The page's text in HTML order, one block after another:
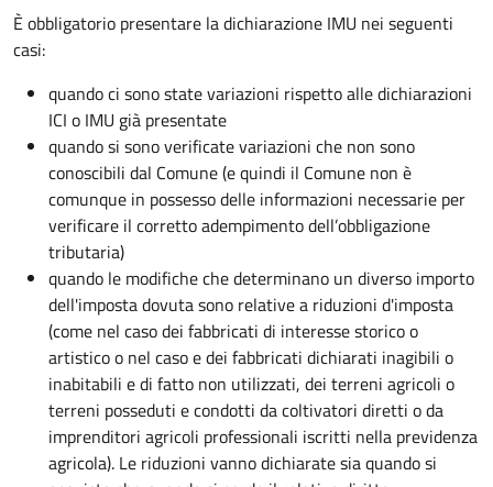
È obbligatorio presentare la dichiarazione IMU nei seguenti
casi:
quando ci sono state variazioni rispetto alle dichiarazioni
ICI o IMU già presentate
quando si sono verificate variazioni che non sono
conoscibili dal Comune (e quindi il Comune non è
comunque in possesso delle informazioni necessarie per
verificare il corretto adempimento dell’obbligazione
tributaria)
quando le modifiche che determinano un diverso importo
dell'imposta dovuta sono relative a riduzioni d'imposta
(come nel caso dei fabbricati di interesse storico o
artistico o nel caso e dei fabbricati dichiarati inagibili o
inabitabili e di fatto non utilizzati, dei terreni agricoli o
terreni posseduti e condotti da coltivatori diretti o da
imprenditori agricoli professionali iscritti nella previdenza
agricola). Le riduzioni vanno dichiarate sia quando si